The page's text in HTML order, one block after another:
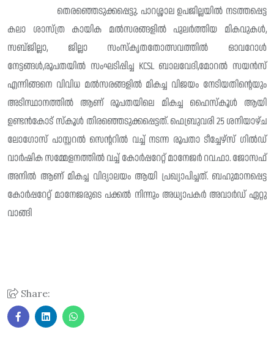
തെരഞ്ഞെടുക്കപ്പെട്ടു. പാറശ്ശാല ഉപജില്ലയിൽ നടത്തപ്പെട്ട
കലാ ശാസ്ത്ര കായിക മൽസരങ്ങളിൽ പുലർത്തിയ മികവുകൾ,
സബ്ജില്ലാ, ജില്ലാ സംസ്കൃതതോത്സവത്തിൽ ഓവറോൾ
നേട്ടങ്ങൾ,രൂപതയിൽ സംഘടിപ്പിച്ച KCSL ബാലവേദി,മോറൽ സയൻസ്
എന്നിങ്ങനെ വിവിധ മൽസരങ്ങളിൽ മികച്ച വിജയം നേടിയതിൻ്റെയും
അടിസ്ഥാനത്തിൽ ആണ് രൂപതയിലെ മികച്ച ഹൈസ്കൂൾ ആയി
ഉണ്ടൻകോട് സ്കൂൾ തിരഞ്ഞെടുക്കപ്പെട്ടത്. ഫെബ്രുവരി 25 ശനിയാഴ്ച
ലോഗോസ് പാസ്റ്ററൽ സെന്ററിൽ വച്ച് നടന്ന രൂപതാ ടീച്ചേഴ്സ് ഗിൽഡ്
വാർഷിക സമ്മേളനത്തിൽ വച്ച് കോർപ്പറേറ്റ് മാനേജർ റവ.ഫാ. ജോസഫ്
അനിൽ ആണ് മികച്ച വിദ്യാലയം ആയി പ്രഖ്യാപിച്ചത്. ബഹുമാനപ്പെട്ട
കോർപ്പറേറ്റ് മാനേജരുടെ പക്കൽ നിന്നും അധ്യാപകർ അവാർഡ് ഏറ്റു
വാങ്ങി
Share: